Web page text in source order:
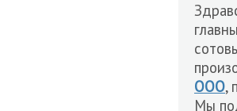
ООО,
Мы